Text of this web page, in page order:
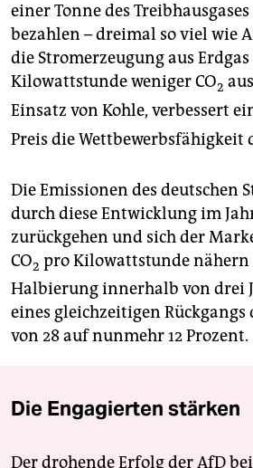
einer Tonne des
bezahlen – dreimal so viel wie
die Stromerzeugung aus
Kilowattstunde weniger CO2
Einsatz von Kohle, verbessert
Preis die Wettbewerbsfähigkeit
Die Emissionen des deutschen
durch diese Entwicklung im
zurückgehen und sich der
CO2 pro Kilowattstunde nähern
Halbierung innerhalb von drei
eines gleichzeitigen Rückgangs
von 28 auf nunmehr 12 Prozent.
Die Engagierten stärken
Der drohende Erfolg der AfD